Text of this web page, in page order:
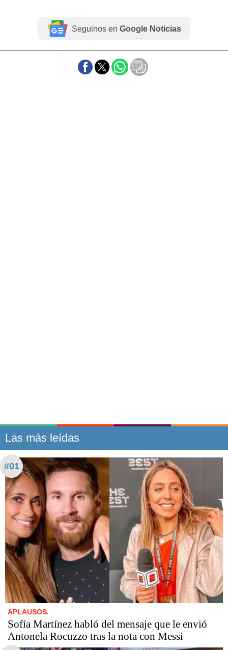
Seguinos en Google Noticias
Las más leídas
#01
APLAUSOS.
Sofía Martínez habló del mensaje que le envió
Antonela Rocuzzo tras la nota con Messi